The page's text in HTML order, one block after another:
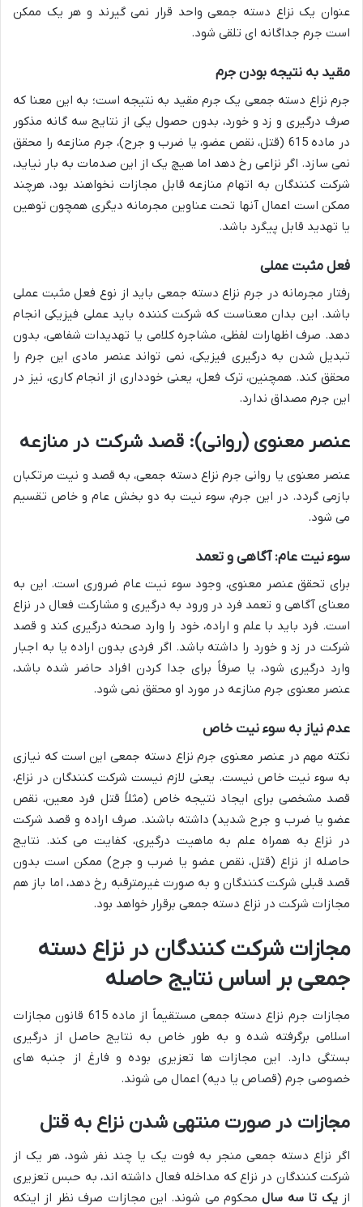
عنوان یک نزاع دسته جمعی واحد قرار نمی گیرند و هر یک ممکن
است جرم جداگانه ای تلقی شود.
مقید به نتیجه بودن جرم
جرم نزاع دسته جمعی یک جرم مقید به نتیجه است؛ به این معنا که
صرف درگیری و زد و خورد، بدون حصول یکی از نتایج سه گانه مذکور
در ماده 615 (قتل، نقص عضو، یا ضرب و جرح)، جرم منازعه را محقق
نمی سازد. اگر نزاعی رخ دهد اما هیچ یک از این صدمات به بار نیاید،
شرکت کنندگان به اتهام منازعه قابل مجازات نخواهند بود، هرچند
ممکن است اعمال آنها تحت عناوین مجرمانه دیگری همچون توهین
یا تهدید قابل پیگرد باشد.
فعل مثبت عملی
رفتار مجرمانه در جرم نزاع دسته جمعی باید از نوع فعل مثبت عملی
باشد. این بدان معناست که شرکت کننده باید عملی فیزیکی انجام
دهد. صرف اظهارات لفظی، مشاجره کلامی یا تهدیدات شفاهی، بدون
تبدیل شدن به درگیری فیزیکی، نمی تواند عنصر مادی این جرم را
محقق کند. همچنین، ترک فعل، یعنی خودداری از انجام کاری، نیز در
این جرم مصداق ندارد.
عنصر معنوی (روانی): قصد شرکت در منازعه
عنصر معنوی یا روانی جرم نزاع دسته جمعی، به قصد و نیت مرتکبان
بازمی گردد. در این جرم، سوء نیت به دو بخش عام و خاص تقسیم
می شود.
سوء نیت عام: آگاهی و تعمد
برای تحقق عنصر معنوی، وجود سوء نیت عام ضروری است. این به
معنای آگاهی و تعمد فرد در ورود به درگیری و مشارکت فعال در نزاع
است. فرد باید با علم و اراده، خود را وارد صحنه درگیری کند و قصد
شرکت در زد و خورد را داشته باشد. اگر فردی بدون اراده یا به اجبار
وارد درگیری شود، یا صرفاً برای جدا کردن افراد حاضر شده باشد،
عنصر معنوی جرم منازعه در مورد او محقق نمی شود.
عدم نیاز به سوء نیت خاص
نکته مهم در عنصر معنوی جرم نزاع دسته جمعی این است که نیازی
به سوء نیت خاص نیست. یعنی لازم نیست شرکت کنندگان در نزاع،
قصد مشخصی برای ایجاد نتیجه خاص (مثلاً قتل فرد معین، نقص
عضو یا ضرب و جرح شدید) داشته باشند. صرف اراده و قصد شرکت
در نزاع به همراه علم به ماهیت درگیری، کفایت می کند. نتایج
حاصله از نزاع (قتل، نقص عضو یا ضرب و جرح) ممکن است بدون
قصد قبلی شرکت کنندگان و به صورت غیرمترقبه رخ دهد، اما باز هم
مجازات شرکت در نزاع دسته جمعی برقرار خواهد بود.
مجازات شرکت کنندگان در نزاع دسته
جمعی بر اساس نتایج حاصله
مجازات جرم نزاع دسته جمعی مستقیماً از ماده 615 قانون مجازات
اسلامی برگرفته شده و به طور خاص به نتایج حاصل از درگیری
بستگی دارد. این مجازات ها تعزیری بوده و فارغ از جنبه های
خصوصی جرم (قصاص یا دیه) اعمال می شوند.
مجازات در صورت منتهی شدن نزاع به قتل
اگر نزاع دسته جمعی منجر به فوت یک یا چند نفر شود، هر یک از
شرکت کنندگان در نزاع که مداخله فعال داشته اند، به حبس تعزیری
ازیک تا سه سالمحکوم می شوند. این مجازات صرف نظر از اینکه